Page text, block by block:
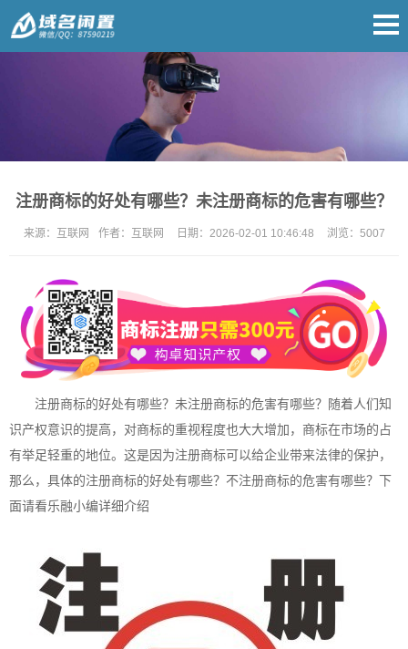
注册商标的好处有哪些？未注册商标的危害有哪些？
来源： 互联网 作者： 互联网 日期： 2026-02-01 10:46:48 浏览： 5007
注册商标的好处有哪些？未注册商标的危害有哪些？随着人们知
识产权意识的提高，对商标的重视程度也大大增加，商标在市场的占
有举足轻重的地位。这是因为注册商标可以给企业带来法律的保护，
那么，具体的注册商标的好处有哪些？不注册商标的危害有哪些？下
面请看乐融小编详细介绍